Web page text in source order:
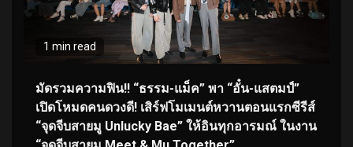
1 min read
มัดรวมความฟิน!! “ธรรม-แม็ค” พา “อั๋น-แสตมป์”
เปิดโหมดคนดวงดี! เสิร์ฟโมเมนต์หวานตอนแรกซีรีส์
“จุดจีบสายมู Unlucky Bae” ให้อินทุกอารมณ์ ในงาน